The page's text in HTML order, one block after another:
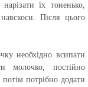
їх тоненько,
Після цього
необхідно всипати
молочко, постійно
потрібно додати